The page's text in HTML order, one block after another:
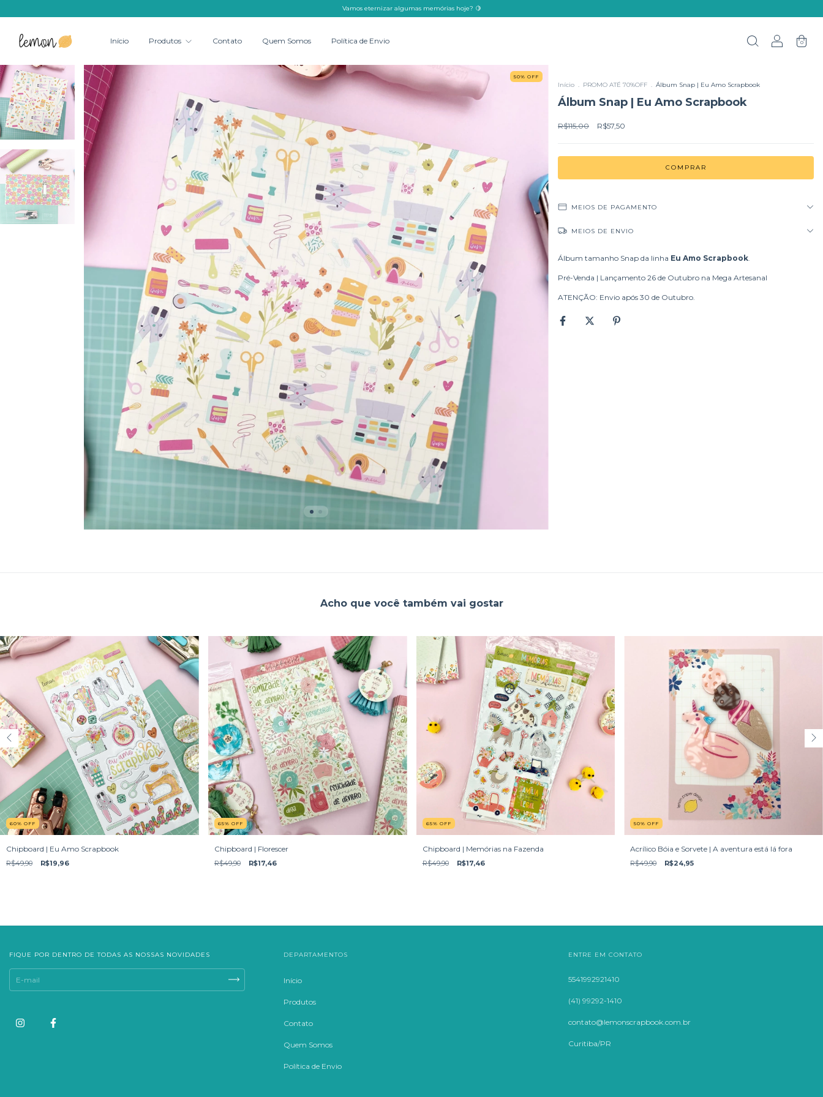
Vamos eternizar algumas memórias hoje? 🍋
Início Produtos Contato Quem Somos Política de Envio 0
50% OFF
Início . PROMO ATÉ 70%OFF . Álbum Snap | Eu Amo Scrapbook
Álbum Snap | Eu Amo Scrapbook
R$115,00 R$57,50
MEIOS DE PAGAMENTO
MEIOS DE ENVIO
Álbum tamanho Snap da linha Eu Amo Scrapbook.
Pré-Venda | Lançamento 26 de Outubro na Mega Artesanal
ATENÇÃO: Envio após 30 de Outubro.
Acho que você também vai gostar
60% OFF
Chipboard | Eu Amo Scrapbook
R$49,90 R$19,96
65% OFF
Chipboard | Florescer
R$49,90 R$17,46
65% OFF
Chipboard | Memórias na Fazenda
R$49,90 R$17,46
50%OFF
Acrílico Bóia e Sorvete | A aventura está lá fora
R$49,90 R$24,95
FIQUE POR DENTRO DE TODAS AS NOSSAS NOVIDADES DEPARTAMENTOS
Início
Produtos
Contato
Quem Somos
Política de Envio
ENTRE EM CONTATO
5541992921410
(41) 99292-1410
contato@lemonscrapbook.com.br
Curitiba/PR